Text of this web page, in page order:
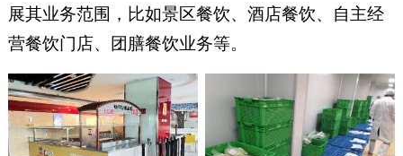
展其业务范围，比如景区餐饮、酒店餐饮、自主经
营餐饮门店、团膳餐饮业务等。